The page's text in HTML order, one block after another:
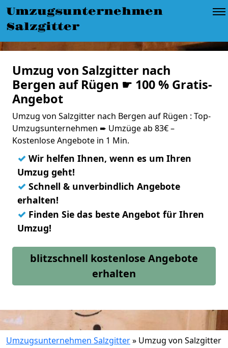
Umzugsunternehmen
Salzgitter
Umzug von Salzgitter nach
Bergen auf Rügen ☛ 100 % Gratis-
Angebot
Umzug von Salzgitter nach Bergen auf Rügen : Top-
Umzugsunternehmen ➨ Umzüge ab 83€ –
Kostenlose Angebote in 1 Min.
✓ Wir helfen Ihnen, wenn es um Ihren
Umzug geht!
✓ Schnell & unverbindlich Angebote
erhalten!
✓ Finden Sie das beste Angebot für Ihren
Umzug!
blitzschnell kostenlose Angebote
erhalten
Umzugsunternehmen Salzgitter» Umzug von Salzgitter